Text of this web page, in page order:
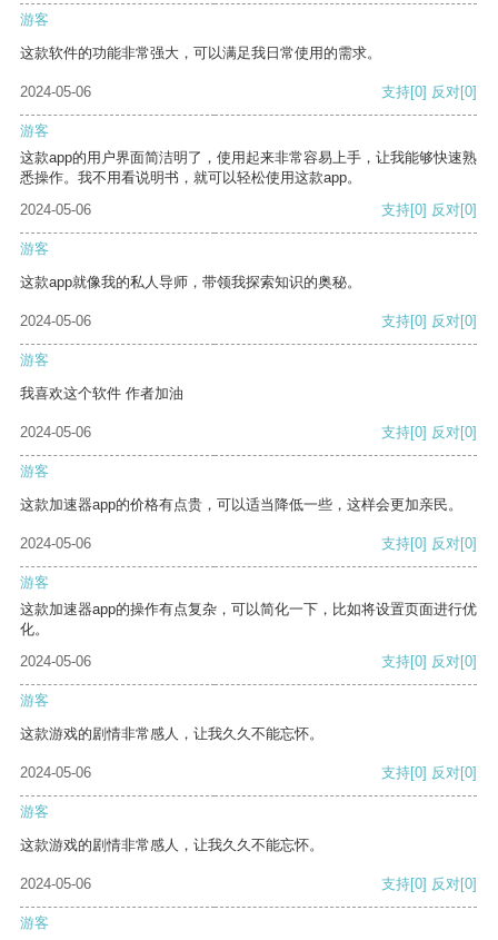
游客
这款软件的功能非常强大，可以满足我日常使用的需求。
2024-05-06 支持[0] 反对[0]
游客
这款app的用户界面简洁明了，使用起来非常容易上手，让我能够快速熟
悉操作。我不用看说明书，就可以轻松使用这款app。
2024-05-06
支持[0] 反对[0]
游客
这款app就像我的私人导师，带领我探索知识的奥秘。
2024-05-06 支持[0] 反对[0]
游客
我喜欢这个软件 作者加油
2024-05-06 支持[0] 反对[0]
游客
这款加速器app的价格有点贵，可以适当降低一些，这样会更加亲民。
2024-05-06 支持[0] 反对[0]
游客
这款加速器app的操作有点复杂，可以简化一下，比如将设置页面进行优
化。
2024-05-06
支持[0] 反对[0]
游客
这款游戏的剧情非常感人，让我久久不能忘怀。
2024-05-06 支持[0] 反对[0]
游客
这款游戏的剧情非常感人，让我久久不能忘怀。
2024-05-06 支持[0] 反对[0]
游客